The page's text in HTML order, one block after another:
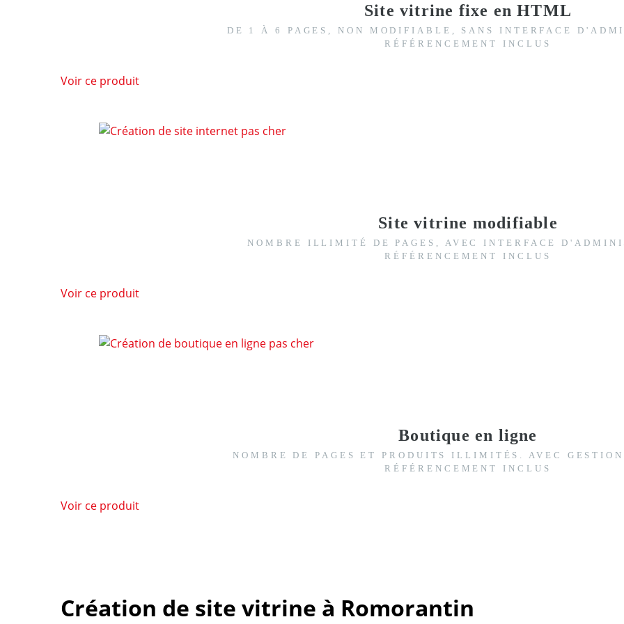
Site vitrine fixe en HTML
DE 1 À 6 PAGES, NON MODIFIABLE, SANS INTERFACE
RÉFÉRENCEMENT INCLUS
Voir ce produit
Site vitrine modifiable
NOMBRE ILLIMITÉ DE PAGES, AVEC INTERFACE
RÉFÉRENCEMENT INCLUS
Voir ce produit
Boutique en ligne
NOMBRE DE PAGES ET PRODUITS ILLIMITÉS. AVEC
RÉFÉRENCEMENT INCLUS
Voir ce produit
Création de site vitrine à Romorantin